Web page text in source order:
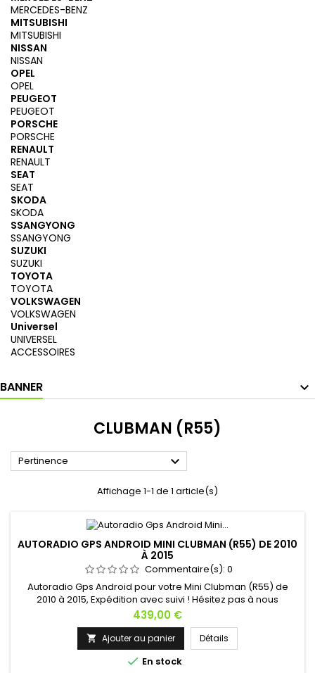
MERCEDES-BENZ
MITSUBISHI
MITSUBISHI
NISSAN
NISSAN
OPEL
OPEL
PEUGEOT
PEUGEOT
PORSCHE
PORSCHE
RENAULT
RENAULT
SEAT
SEAT
SKODA
SKODA
SSANGYONG
SSANGYONG
SUZUKI
SUZUKI
TOYOTA
TOYOTA
VOLKSWAGEN
VOLKSWAGEN
Universel
UNIVERSEL
ACCESSOIRES
BANNER
CLUBMAN (R55)
Pertinence 
Affichage 1-1 de 1 article(s)
AUTORADIO GPS ANDROID MINI CLUBMAN (R55) DE 2010
À 2015
Commentaire(s): 0
Autoradio Gps Android pour votre Mini Clubman (R55) de
2010 à 2015, Expédition avec suivi ! Hésitez pas à nous
contacter si vous avez une question !
Prix
439,00 €
 Ajouter au panier Détails
 En stock